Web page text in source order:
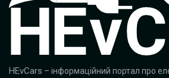
HEvCars – інформаційний портал про